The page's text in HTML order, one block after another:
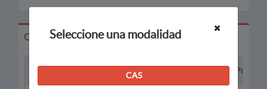
Convocatorias
Puesto
Seleccione una modalidad
CAS